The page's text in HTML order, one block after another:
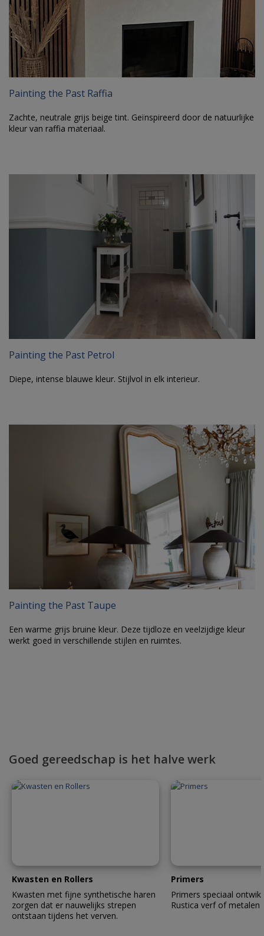
Painting the Past Raffia
Zachte, neutrale grijs beige tint. Geïnspireerd door de natuurlijke
kleur van raffia materiaal.
Painting the Past Petrol
Diepe, intense blauwe kleur. Stijlvol in elk interieur.
Painting the Past Taupe
Een warme grijs bruine kleur. Deze tijdloze en veelzijdige kleur
werkt goed in verschillende stijlen en ruimtes.
Goed gereedschap is het halve werk
Kwasten en Rollers
Kwasten met fijne synthetische haren
zorgen dat er nauwelijks strepen
ontstaan tijdens het verven.
Primers
Primers speciaal
Rustica verf of metalen